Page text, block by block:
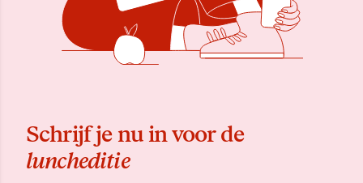
Schrijf je nu in voor de
luncheditie